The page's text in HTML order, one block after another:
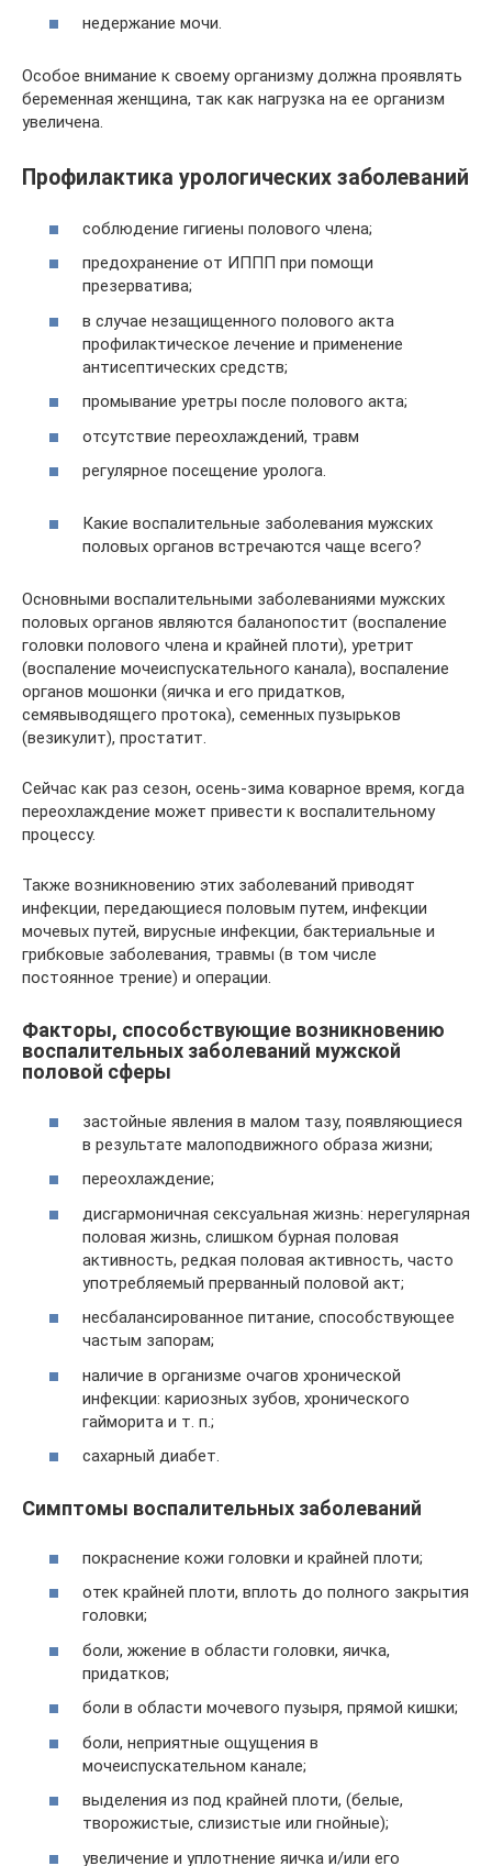
недержание мочи.
Особое внимание к своему организму должна проявлять
беременная женщина, так как нагрузка на ее организм
увеличена.
Профилактика урологических заболеваний
соблюдение гигиены полового члена;
предохранение от ИППП при помощи
презерватива;
в случае незащищенного полового акта
профилактическое лечение и применение
антисептических средств;
промывание уретры после полового акта;
отсутствие переохлаждений, травм
регулярное посещение уролога.
Какие воспалительные заболевания мужских
половых органов встречаются чаще всего?
Основными воспалительными заболеваниями мужских
половых органов являются баланопостит (воспаление
головки полового члена и крайней плоти), уретрит
(воспаление мочеиспускательного канала), воспаление
органов мошонки (яичка и его придатков,
семявыводящего протока), семенных пузырьков
(везикулит), простатит.
Сейчас как раз сезон, осень-зима коварное время, когда
переохлаждение может привести к воспалительному
процессу.
Также возникновению этих заболеваний приводят
инфекции, передающиеся половым путем, инфекции
мочевых путей, вирусные инфекции, бактериальные и
грибковые заболевания, травмы (в том числе
постоянное трение) и операции.
Факторы, способствующие возникновению
воспалительных заболеваний мужской
половой сферы
застойные явления в малом тазу, появляющиеся
в результате малоподвижного образа жизни;
переохлаждение;
дисгармоничная сексуальная жизнь: нерегулярная
половая жизнь, слишком бурная половая
активность, редкая половая активность, часто
употребляемый прерванный половой акт;
несбалансированное питание, способствующее
частым запорам;
наличие в организме очагов хронической
инфекции: кариозных зубов, хронического
гайморита и т. п.;
сахарный диабет.
Симптомы воспалительных заболеваний
покраснение кожи головки и крайней плоти;
отек крайней плоти, вплоть до полного закрытия
головки;
боли, жжение в области головки, яичка,
придатков;
боли в области мочевого пузыря, прямой кишки;
боли, неприятные ощущения в
мочеиспускательном канале;
выделения из под крайней плоти, (белые,
творожистые, слизистые или гнойные);
увеличение и уплотнение яичка и/или его